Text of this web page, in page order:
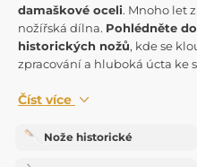
damaškové oceli. Mnoho let
nožířská dílna. Pohlédněte
historických nožů, kde se
zpracování a hluboká úcta ke
Číst více
Nože historické